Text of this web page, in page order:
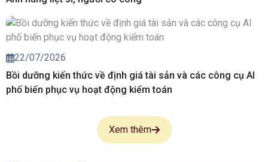
22/07/2026
Bồi dưỡng kiến thức về định giá tài sản và các công cụ AI
phố biến phục vụ hoạt động kiểm toán
Xem thêm